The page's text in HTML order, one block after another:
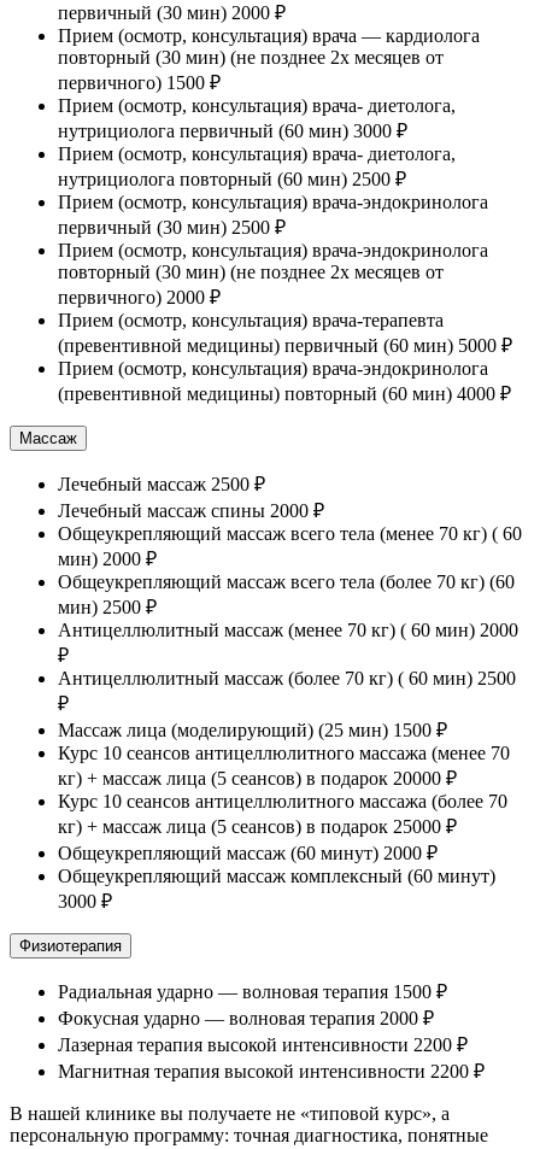
первичный (30 мин) 2000 ₽
Прием (осмотр, консультация) врача — кардиолога
повторный (30 мин) (не позднее 2х месяцев от
первичного) 1500 ₽
Прием (осмотр, консультация) врача- диетолога,
нутрициолога первичный (60 мин) 3000 ₽
Прием (осмотр, консультация) врача- диетолога,
нутрициолога повторный (60 мин) 2500 ₽
Прием (осмотр, консультация) врача-эндокринолога
первичный (30 мин) 2500 ₽
Прием (осмотр, консультация) врача-эндокринолога
повторный (30 мин) (не позднее 2х месяцев от
первичного) 2000 ₽
Прием (осмотр, консультация) врача-терапевта
(превентивной медицины) первичный (60 мин) 5000 ₽
Прием (осмотр, консультация) врача-эндокринолога
(превентивной медицины) повторный (60 мин) 4000 ₽
Массаж
Лечебный массаж 2500 ₽
Лечебный массаж спины 2000 ₽
Общеукрепляющий массаж всего тела (менее 70 кг) ( 60
мин) 2000 ₽
Общеукрепляющий массаж всего тела (более 70 кг) (60
мин) 2500 ₽
Антицеллюлитный массаж (менее 70 кг) ( 60 мин) 2000
₽
Антицеллюлитный массаж (более 70 кг) ( 60 мин) 2500
₽
Массаж лица (моделирующий) (25 мин) 1500 ₽
Курс 10 сеансов антицеллюлитного массажа (менее 70
кг) + массаж лица (5 сеансов) в подарок 20000 ₽
Курс 10 сеансов антицеллюлитного массажа (более 70
кг) + массаж лица (5 сеансов) в подарок 25000 ₽
Общеукрепляющий массаж (60 минут) 2000 ₽
Общеукрепляющий массаж комплексный (60 минут)
3000 ₽
Физиотерапия
Радиальная ударно — волновая терапия 1500 ₽
Фокусная ударно — волновая терапия 2000 ₽
Лазерная терапия высокой интенсивности 2200 ₽
Магнитная терапия высокой интенсивности 2200 ₽
В нашей клинике вы получаете не «типовой курс», а
персональную программу: точная диагностика, понятные